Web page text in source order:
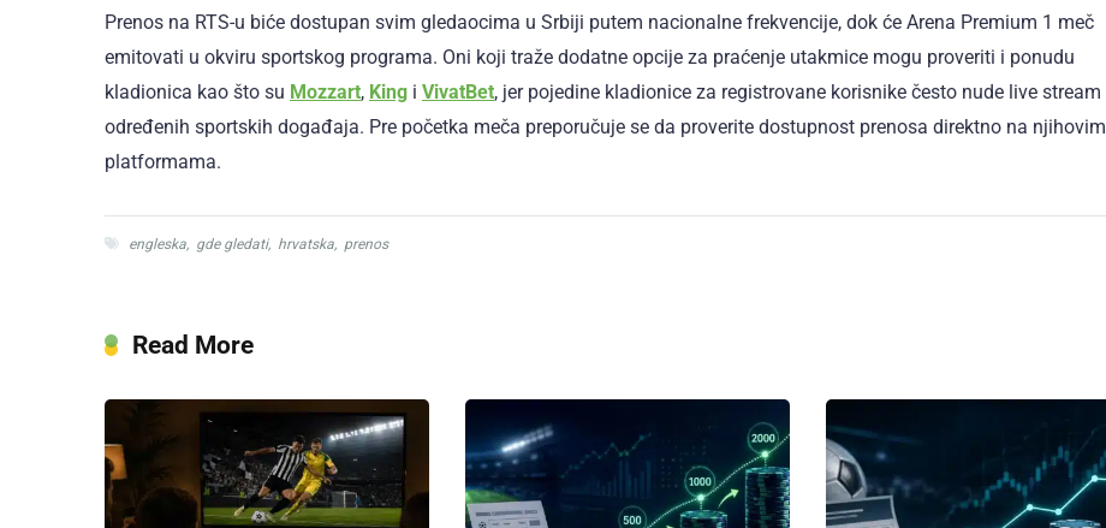
Prenos na RTS-u biće dostupan svim gledaocima u Srbiji putem nacionalne frekvencije, dok će Arena Premium 1 meč
emitovati u okviru sportskog programa. Oni koji traže dodatne opcije za praćenje utakmice mogu proveriti i ponudu
kladionica kao što su Mozzart, King i VivatBet, jer pojedine kladionice za registrovane korisnike često nude live stream
određenih sportskih događaja. Pre početka meča preporučuje se da proverite dostupnost prenosa direktno na njihovim
platformama.
engleska, gde gledati, hrvatska, prenos
Read More